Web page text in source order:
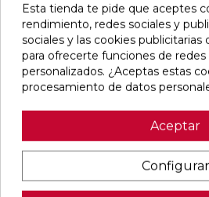
Este porcelánico esmaltado y
natural y rectificado, viene en un
4,6x18,4 cm. Es ideal tanto para
revestimientos en baños, cocinas,
residenciales. Resistente a la
cuenta con 76 diseños diferentes
de ducha. Se combina
Land y Patterns, ofreciendo un
vintage, mayoritariamente en
Esta tienda te pide que aceptes
rendimiento, redes sociales y
sociales y las cookies
para ofrecerte funciones de redes
personalizados. ¿Aceptas estas
procesamiento de datos
Aceptar
Configurar